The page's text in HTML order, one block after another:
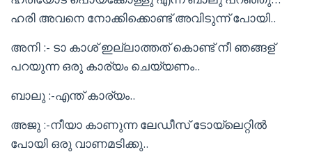
ഹരി അവനെ നോക്കിക്കൊണ്ട് അവിടുന്ന് പോയി..
അനി :- ടാ കാശ് ഇല്ലാത്തത് കൊണ്ട് നീ ഞങ്ങള്
പറയുന്ന ഒരു കാര്യം ചെയ്യണം..
ബാലു :-എന്ത് കാര്യം..
അജു :-നീയാ കാണുന്ന ലേഡീസ് ടോയ്‌ലെറ്റിൽ
പോയി ഒരു വാണമടിക്കു..